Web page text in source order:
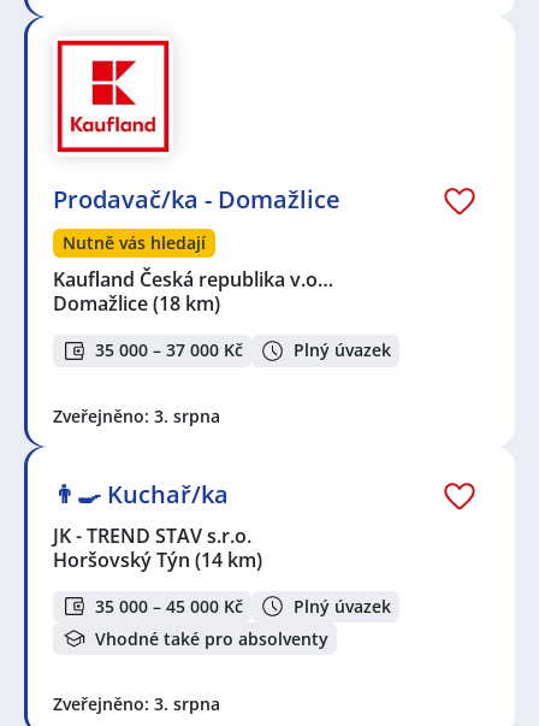
Prodavač/ka - Domažlice
Nutně vás hledají
Kaufland Česká republika v.o…
Domažlice(18 km)
35 000 – 37 000 Kč Plný úvazek
Zveřejněno: 3. srpna
👨‍🍳 Kuchař/ka
JK - TREND STAV s.r.o.
Horšovský Týn (14 km)
35 000 – 45 000 Kč
Plný úvazek
Vhodné také pro absolventy
Zveřejněno: 3. srpna